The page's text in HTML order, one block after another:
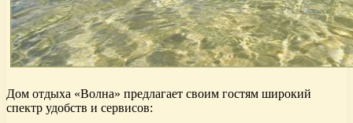
Дом отдыха «Волна» предлагает своим гостям широкий
спектр удобств и сервисов: